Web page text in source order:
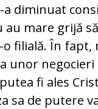
diminuat
mare grijă
filială. În fapt,
unor
fi ales
de putere